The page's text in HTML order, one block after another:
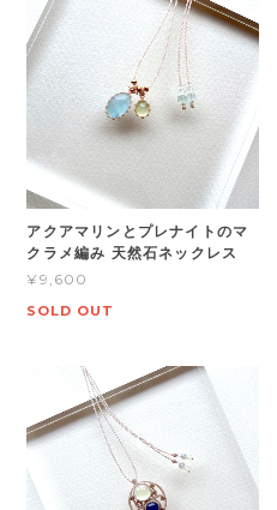
アクアマリンとプレナイトのマ
クラメ編み 天然石ネックレス
¥9,600
SOLD OUT